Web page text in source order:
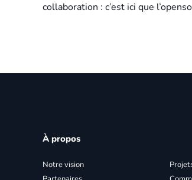
collaboration : c’est ici que
À propos
Notre vision